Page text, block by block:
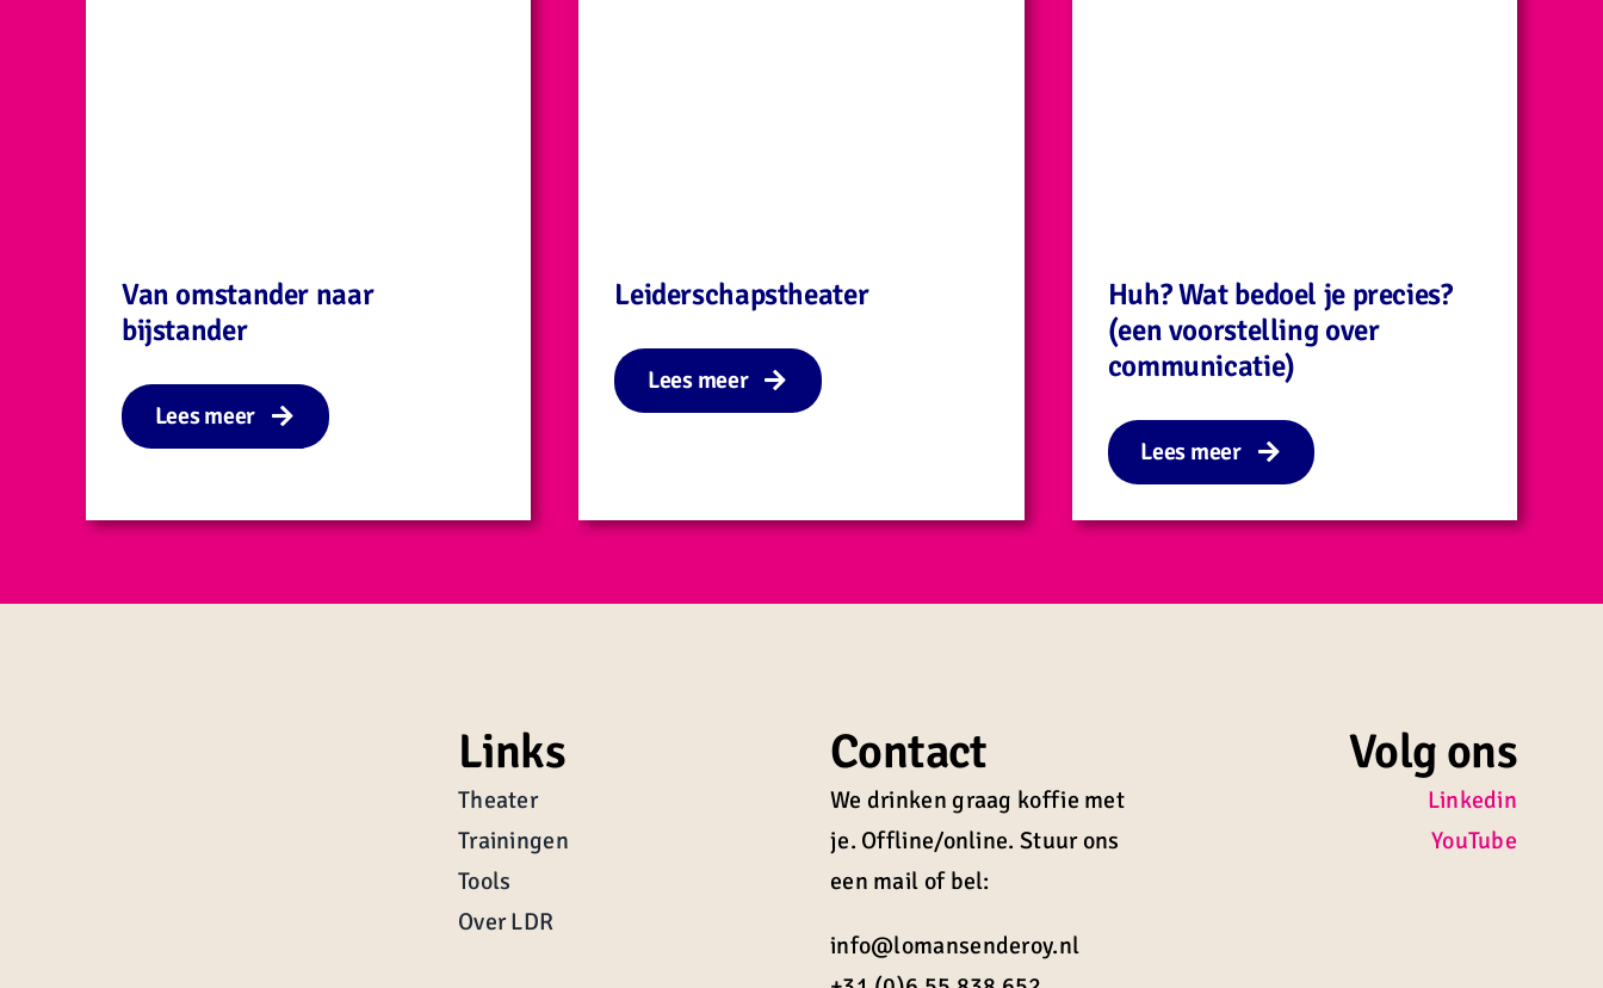
Van omstander naar
bijstander
Lees meer
Leiderschapstheater
Lees meer
Huh? Wat bedoel je precies?
(een voorstelling over
communicatie)
Lees meer
Links
Theater
Trainingen
Tools
Over LDR
Contact
We drinken graag koffie met
je. Offline/online. Stuur ons
een mail of bel:
info@lomansenderoy.nl
Volg ons
Linkedin
YouTube